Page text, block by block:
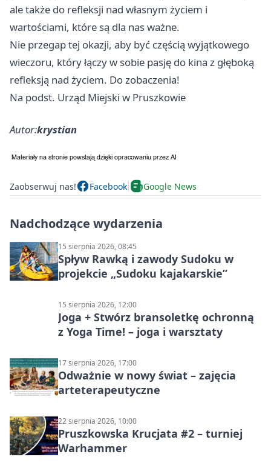
ale także do refleksji nad własnym życiem i
wartościami, które są dla nas ważne.
Nie przegap tej okazji, aby być częścią wyjątkowego
wieczoru, który łączy w sobie pasję do kina z głęboką
refleksją nad życiem. Do zobaczenia!
Na podst. Urząd Miejski w Pruszkowie
Autor:krystian
Zaobserwuj nas! Facebook Google News
Nadchodzące wydarzenia
15 sierpnia 2026, 08:45
Spływ Rawką i zawody Sudoku w
projekcie „Sudoku kajakarskie”
15 sierpnia 2026, 12:00
Joga + Stwórz bransoletkę ochronną
z Yoga Time! – joga i warsztaty
17 sierpnia 2026, 17:00
Odważnie w nowy świat – zajęcia
arteterapeutyczne
22 sierpnia 2026, 10:00
Pruszkowska Krucjata #2 – turniej
Warhammer